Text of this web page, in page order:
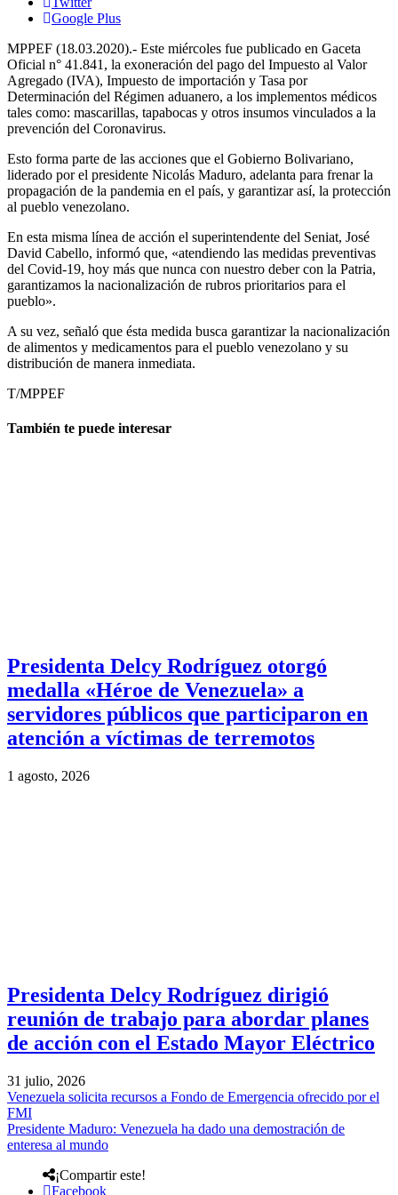
Google Plus
MPPEF (18.03.2020).- Este miércoles fue publicado en Gaceta
Oficial n° 41.841, la exoneración del pago del Impuesto al Valor
Agregado (IVA), Impuesto de importación y Tasa por
Determinación del Régimen aduanero, a los implementos médicos
tales como: mascarillas, tapabocas y otros insumos vinculados a la
prevención del Coronavirus.
Esto forma parte de las acciones que el Gobierno Bolivariano,
liderado por el presidente Nicolás Maduro, adelanta para frenar la
propagación de la pandemia en el país, y garantizar así, la protección
al pueblo venezolano.
En esta misma línea de acción el superintendente del Seniat, José
David Cabello, informó que, «atendiendo las medidas preventivas
del Covid-19, hoy más que nunca con nuestro deber con la Patria,
garantizamos la nacionalización de rubros prioritarios para el
pueblo».
A su vez, señaló que ésta medida busca garantizar la nacionalización
de alimentos y medicamentos para el pueblo venezolano y su
distribución de manera inmediata.
T/MPPEF
También te puede interesar
Presidenta Delcy Rodríguez otorgó
medalla «Héroe de Venezuela» a
servidores públicos que participaron en
atención a víctimas de terremotos
1 agosto, 2026
Presidenta Delcy Rodríguez dirigió
reunión de trabajo para abordar planes
de acción con el Estado Mayor Eléctrico
31 julio, 2026
Venezuela solicita recursos a Fondo de Emergencia ofrecido por el
FMI
Presidente Maduro: Venezuela ha dado una demostración de
enteresa al mundo
¡Compartir este!
Facebook